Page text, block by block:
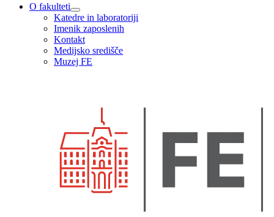
O fakulteti
Katedre in laboratoriji
Imenik zaposlenih
Kontakt
Medijsko središče
Muzej FE